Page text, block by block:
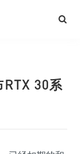
30系